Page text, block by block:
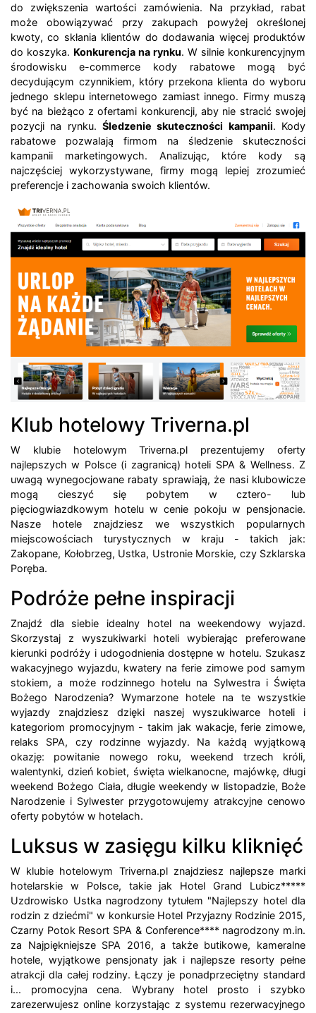
do zwiększenia wartości zamówienia. Na przykład, rabat
może obowiązywać przy zakupach powyżej określonej
kwoty, co skłania klientów do dodawania więcej produktów
do koszyka. Konkurencja na rynku. W silnie konkurencyjnym
środowisku e-commerce kody rabatowe mogą być
decydującym czynnikiem, który przekona klienta do wyboru
jednego sklepu internetowego zamiast innego. Firmy muszą
być na bieżąco z ofertami konkurencji, aby nie stracić swojej
pozycji na rynku. Śledzenie skuteczności kampanii. Kody
rabatowe pozwalają firmom na śledzenie skuteczności
kampanii marketingowych. Analizując, które kody są
najczęściej wykorzystywane, firmy mogą lepiej zrozumieć
preferencje i zachowania swoich klientów.
Klub hotelowy Triverna.pl
W klubie hotelowym Triverna.pl prezentujemy oferty
najlepszych w Polsce (i zagranicą) hoteli SPA & Wellness. Z
uwagą wynegocjowane rabaty sprawiają, że nasi klubowicze
mogą cieszyć się pobytem w cztero- lub
pięciogwiazdkowym hotelu w cenie pokoju w pensjonacie.
Nasze hotele znajdziesz we wszystkich popularnych
miejscowościach turystycznych w kraju - takich jak:
Zakopane, Kołobrzeg, Ustka, Ustronie Morskie, czy Szklarska
Poręba.
Podróże pełne inspiracji
Znajdź dla siebie idealny hotel na weekendowy wyjazd.
Skorzystaj z wyszukiwarki hoteli wybierając preferowane
kierunki podróży i udogodnienia dostępne w hotelu. Szukasz
wakacyjnego wyjazdu, kwatery na ferie zimowe pod samym
stokiem, a może rodzinnego hotelu na Sylwestra i Święta
Bożego Narodzenia? Wymarzone hotele na te wszystkie
wyjazdy znajdziesz dzięki naszej wyszukiwarce hoteli i
kategoriom promocyjnym - takim jak wakacje, ferie zimowe,
relaks SPA, czy rodzinne wyjazdy. Na każdą wyjątkową
okazję: powitanie nowego roku, weekend trzech króli,
walentynki, dzień kobiet, święta wielkanocne, majówkę, długi
weekend Bożego Ciała, długie weekendy w listopadzie, Boże
Narodzenie i Sylwester przygotowujemy atrakcyjne cenowo
oferty pobytów w hotelach.
Luksus w zasięgu kilku kliknięć
W klubie hotelowym Triverna.pl znajdziesz najlepsze marki
hotelarskie w Polsce, takie jak Hotel Grand Lubicz*****
Uzdrowisko Ustka nagrodzony tytułem "Najlepszy hotel dla
rodzin z dziećmi" w konkursie Hotel Przyjazny Rodzinie 2015,
Czarny Potok Resort SPA & Conference**** nagrodzony m.in.
za Najpiękniejsze SPA 2016, a także butikowe, kameralne
hotele, wyjątkowe pensjonaty jak i najlepsze resorty pełne
atrakcji dla całej rodziny. Łączy je ponadprzeciętny standard
i... promocyjna cena. Wybrany hotel prosto i szybko
zarezerwujesz online korzystając z systemu rezerwacyjnego